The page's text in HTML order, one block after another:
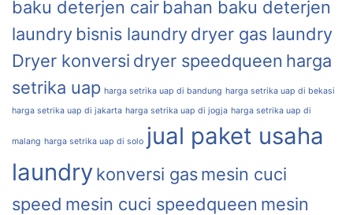
baku deterjen cair bahan baku deterjen
laundry bisnis laundrydryer gas laundry
Dryer konversi dryer speedqueen harga
setrika uap harga setrika uap di bandung harga setrika uap di bekasi
harga setrika uap di jakarta harga setrika uap di jogja harga setrika uap di
malang harga setrika uap di solo jual paket usaha
laundrykonversi gasmesin cuci
speed mesin cuci speedqueen mesin